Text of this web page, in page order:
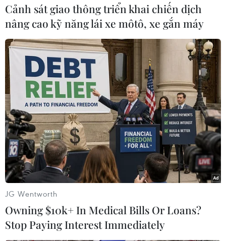
#WTO #Nga #Vòng đàm phán Doha
#Bế tắc
Pháp
Theo dõi VietnamPlus
Cảnh sát giao thông triển khai chiến dịch
nâng cao kỹ năng lái xe môtô, xe gắn máy
JG Wentworth
Owning $10k+ In Medical Bills Or Loans?
Stop Paying Interest Immediately